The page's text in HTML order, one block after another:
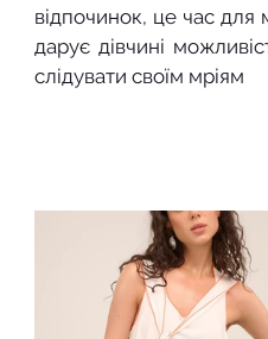
відпочинок, це час
дарує дівчині
слідувати своїм мріям